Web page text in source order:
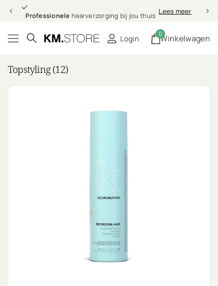
Professionele haarverzorging bij jou thuis Lees meer
Login Winkelwagen
0
Topstyling (12)